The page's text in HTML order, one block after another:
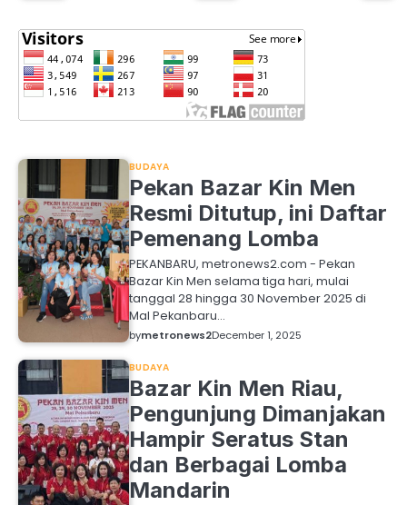
BUDAYA
Pekan Bazar Kin Men
Resmi Ditutup, ini Daftar
Pemenang Lomba
PEKANBARU, metronews2.com - Pekan
Bazar Kin Men selama tiga hari, mulai
tanggal 28 hingga 30 November 2025 di
Mal Pekanbaru…
bymetronews2December 1, 2025
BUDAYA
Bazar Kin Men Riau,
Pengunjung Dimanjakan
Hampir Seratus Stan
dan Berbagai Lomba
Mandarin